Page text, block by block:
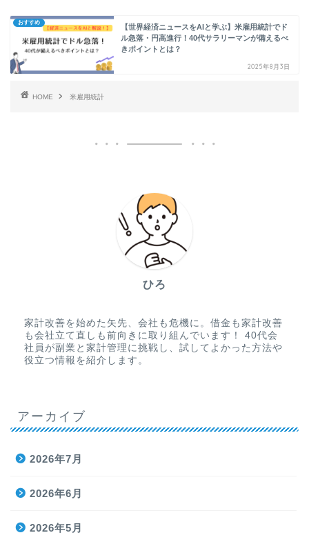
おすすめ
【世界経済ニュースをAIと学ぶ】米雇用統計でド
ル急落・円高進行！40代サラリーマンが備えるべ
きポイントとは？
2025年8月3日
HOME 米雇用統計
ひろ
家計改善を始めた矢先、会社も危機に。借金も家計改善
も会社立て直しも前向きに取り組んでいます！ 40代会
社員が副業と家計管理に挑戦し、試してよかった方法や
役立つ情報を紹介します。
アーカイブ
2026年7月
2026年6月
2026年5月